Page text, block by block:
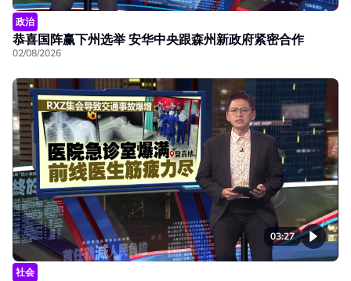
政治
恭喜国阵赢下州选举 安华中央跟森州新政府紧密合作
02/08/2026
03:27
社会